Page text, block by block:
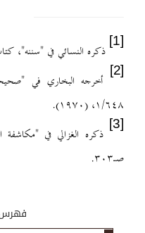
[1]
ذكره النسائي في "سننه"، كتاب
[2]
أخرجه البخاري في
١/٦٤٨، (١٩٧٠).
[3]
ذكره الغزالي في
صـ٣٠٣.